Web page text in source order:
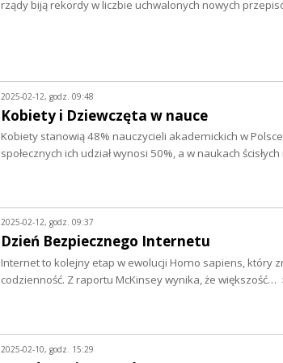
rządy biją rekordy w liczbie uchwalonych nowych
2025-02-12, godz. 09:48
Kobiety i Dziewczęta w nauce
Kobiety stanowią 48% nauczycieli akademickich w
społecznych ich udział wynosi 50%, a w naukach
2025-02-12, godz. 09:37
Dzień Bezpiecznego Internetu
Internet to kolejny etap w ewolucji Homo sapiens, który
codzienność. Z raportu McKinsey wynika, że większość…
2025-02-10, godz. 15:29